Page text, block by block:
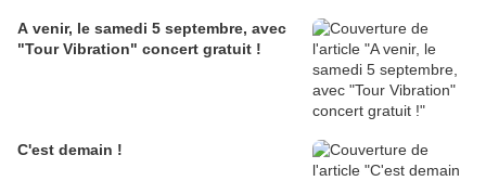
A venir, le samedi 5 septembre, avec
"Tour Vibration" concert gratuit !
C'est demain !